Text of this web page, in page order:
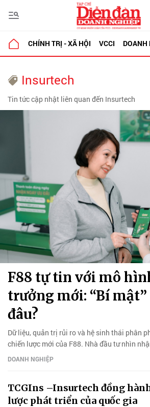
CHÍNH TRỊ - XÃ HỘI VCCI DOANH
Insurtech
Tin tức cập nhật liên quan đến Insurtech
F88 tự tin với mô
trưởng mới: “Bí
đâu?
Dữ liệu, quản trị rủi ro và hệ sinh thái phân
chiến lược mới của F88. Nhà đầu tư nhìn
DOANH NGHIỆP
TCGIns –Insurtech đồng
lược phát triển của quốc gia